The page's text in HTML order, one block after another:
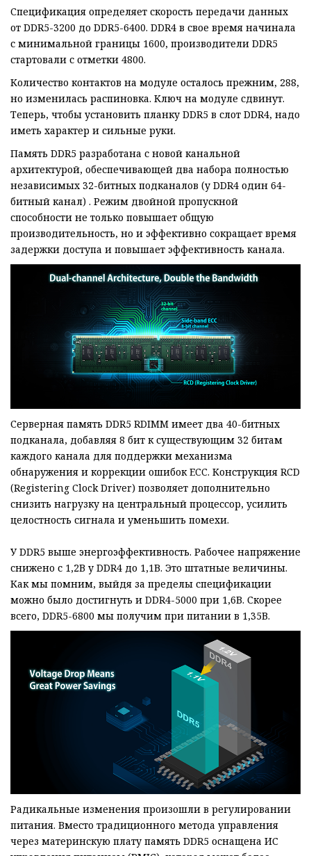
Спецификация определяет скорость передачи данных
от DDR5-3200 до DDR5-6400. DDR4 в свое время начинала
с минимальной границы 1600, производители DDR5
стартовали с отметки 4800.
Количество контактов на модуле осталось прежним, 288,
но изменилась распиновка. Ключ на модуле сдвинут.
Теперь, чтобы установить планку DDR5 в слот DDR4, надо
иметь характер и сильные руки.
Память DDR5 разработана с новой канальной
архитектурой, обеспечивающей два набора полностью
независимых 32-битных подканалов (у DDR4 один 64-
битный канал) . Режим двойной пропускной
способности не только повышает общую
производительность, но и эффективно сокращает время
задержки доступа и повышает эффективность канала.
Серверная память DDR5 RDIMM имеет два 40-битных
подканала, добавляя 8 бит к существующим 32 битам
каждого канала для поддержки механизма
обнаружения и коррекции ошибок ECC. Конструкция RCD
(Registering Clock Driver) позволяет дополнительно
снизить нагрузку на центральный процессор, усилить
целостность сигнала и уменьшить помехи.
У DDR5 выше энергоэффективность. Рабочее напряжение
снижено с 1,2В у DDR4 до 1,1В. Это штатные величины.
Как мы помним, выйдя за пределы спецификации
можно было достигнуть и DDR4-5000 при 1,6В. Скорее
всего, DDR5-6800 мы получим при питании в 1,35В.
Радикальные изменения произошли в регулировании
питания. Вместо традиционного метода управления
через материнскую плату память DDR5 оснащена ИС